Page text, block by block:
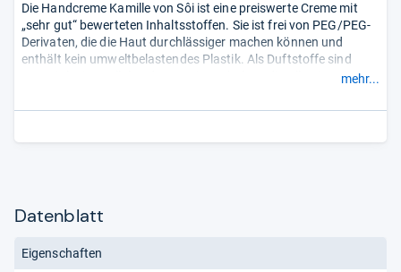
Die Handcreme Kamille von Sôi ist eine preiswerte Creme mit
„sehr gut“ bewerteten Inhaltsstoffen. Sie ist frei von PEG/PEG-
Derivaten, die die Haut durchlässiger machen können und
enthält kein umweltbelastendes Plastik. Als Duftstoffe sind
Hinweis: Laut Anbieter hat das Produkt bald eine neue
- Zusammengefasst durch unsere Redaktion.
mehr...
Datenblatt
Eigenschaften